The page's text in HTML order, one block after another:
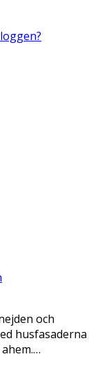
och
husfasaderna
ahem.…